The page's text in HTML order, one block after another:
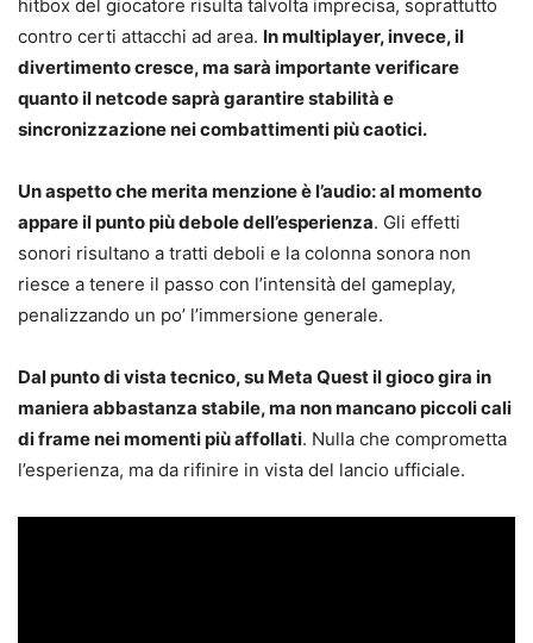
hitbox del giocatore risulta talvolta imprecisa, soprattutto
contro certi attacchi ad area. In multiplayer, invece, il
divertimento cresce, ma sarà importante verificare
quanto il netcode saprà garantire stabilità e
sincronizzazione nei combattimenti più caotici.
Un aspetto che merita menzione è l’audio: al momento
appare il punto più debole dell’esperienza. Gli effetti
sonori risultano a tratti deboli e la colonna sonora non
riesce a tenere il passo con l’intensità del gameplay,
penalizzando un po’ l’immersione generale.
Dal punto di vista tecnico, su Meta Quest il gioco gira in
maniera abbastanza stabile, ma non mancano piccoli cali
di frame nei momenti più affollati. Nulla che comprometta
l’esperienza, ma da rifinire in vista del lancio ufficiale.